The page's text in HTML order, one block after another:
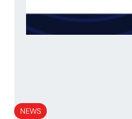
NEWS